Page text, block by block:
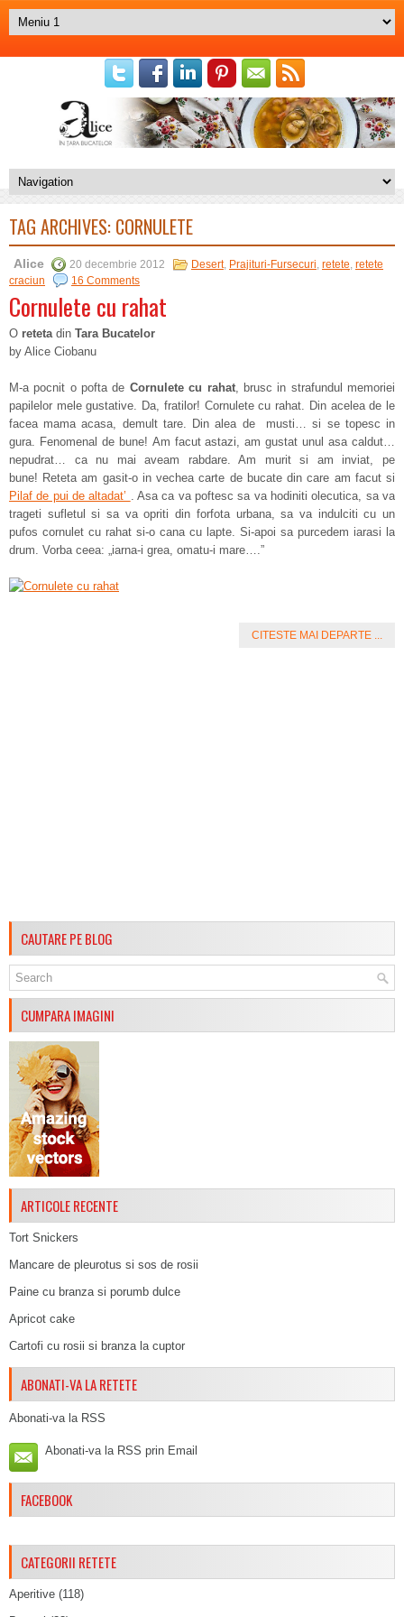
TAG ARCHIVES: CORNULETE
Alice 20 decembrie 2012 Desert, Prajituri-Fursecuri, retete, retete
craciun
16 Comments
Cornulete cu rahat
O retetadin Tara Bucatelor
by Alice Ciobanu
M-a pocnit o pofta de Cornulete cu rahat, brusc in strafundul memoriei
papilelor mele gustative. Da, fratilor! Cornulete cu rahat. Din acelea de le
facea mama acasa, demult tare. Din alea de musti… si se topesc in
gura. Fenomenal de bune! Am facut astazi, am gustat unul asa caldut…
nepudrat… ca nu mai aveam rabdare. Am murit si am inviat, pe
bune! Reteta am gasit-o in vechea carte de bucate din care am facut si
Pilaf de pui de altadat’ . Asa ca va poftesc sa va hodiniti olecutica, sa va
trageti sufletul si sa va opriti din forfota urbana, sa va indulciti cu un
pufos cornulet cu rahat si-o cana cu lapte. Si-apoi sa purcedem iarasi la
drum. Vorba ceea: „iarna-i grea, omatu-i mare….”
CITESTE MAI DEPARTE ...
CAUTARE PE BLOG
CUMPARA IMAGINI
ARTICOLE RECENTE
Tort Snickers
Mancare de pleurotus si sos de rosii
Paine cu branza si porumb dulce
Apricot cake
Cartofi cu rosii si branza la cuptor
ABONATI-VA LA RETETE
Abonati-va la RSS
Abonati-va la RSS prin Email
FACEBOOK
CATEGORII RETETE
Aperitive (118)